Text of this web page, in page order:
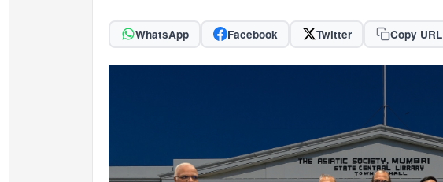
WhatsApp Facebook Twitter Copy URL